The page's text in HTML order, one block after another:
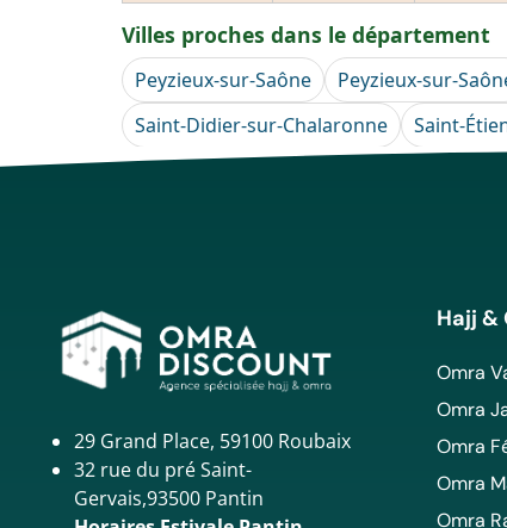
Villes proches dans le département
Peyzieux-sur-Saône Peyzieux-sur-
Saint-Didier-sur-Chalaronne
Saint-
29 Grand Place, 59100 Roubaix
32 rue du pré Saint-
Gervais,93500 Pantin
Hajj &
Omra
Omra
Omra
Omra
Omra